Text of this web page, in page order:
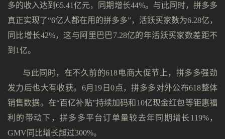
多的收入达到65.41亿元，同期增长44%。与此同时，拼多多
真正实现了“6亿人都在用的拼多多”，活跃买家数为6.28亿，
同比增长42%，这与阿里巴巴7.28亿的年活跃买家数差距不
到1亿。
与此同时，在不久前的618电商大促节上，拼多多强劲
发力后也大有收获。6月19日0点，拼多多对外公布618整体
销售数据。在“百亿补贴”持续加码和10亿现金红包等钜惠福
利的带动下，拼多多平台订单量较去年同期增长119%，
GMV同比增长超过300%。